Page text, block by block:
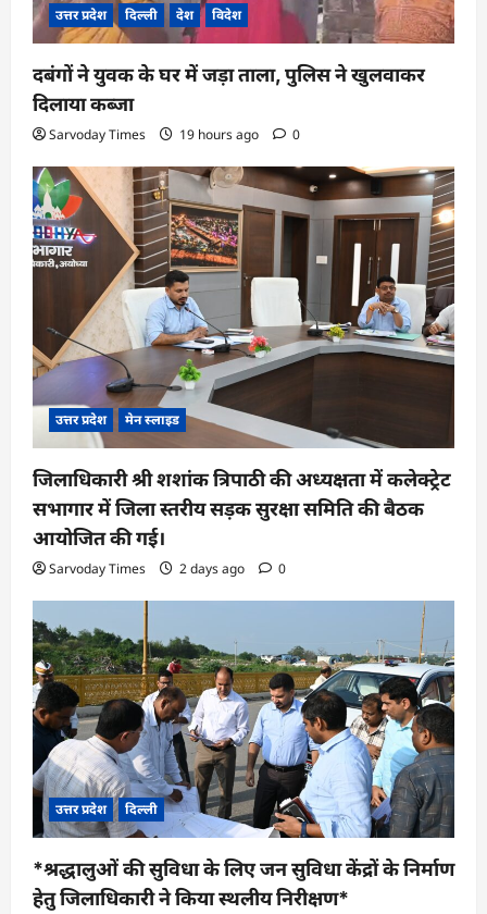
उत्तर प्रदेश दिल्ली देश विदेश
दबंगों ने युवक के घर में जड़ा ताला, पुलिस ने खुलवाकर
दिलाया कब्जा
Sarvoday Times 19 hours ago 0
उत्तर प्रदेश मेन स्लाइड
जिलाधिकारी श्री शशांक त्रिपाठी की अध्यक्षता में कलेक्ट्रेट
सभागार में जिला स्तरीय सड़क सुरक्षा समिति की बैठक
आयोजित की गई।
Sarvoday Times 2 days ago 0
उत्तर प्रदेश दिल्ली
*श्रद्धालुओं की सुविधा के लिए जन सुविधा केंद्रों के निर्माण
हेतु जिलाधिकारी ने किया स्थलीय निरीक्षण*